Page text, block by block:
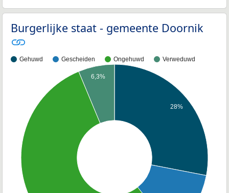
Burgerlijke staat - gemeente Doornik
Gehuwd Gescheiden Ongehuwd Verweduwd
28%
6,3%